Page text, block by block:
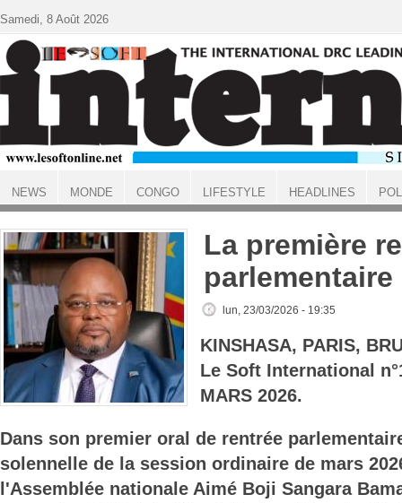
ACCUEIL
La première
lun, 23/03/2026 - 19:35
KINSHASA, PARIS,
Le Soft International
MARS 2026.
Dans son premier oral de rentrée
solennelle de la session ordinaire de mars
l'Assemblée nationale Aimé Boji Sangara
Samedi, 8 Août 2026
NEWS MONDE CONGO LIFESTYLE HEADLINES